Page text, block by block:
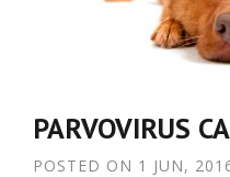
PARVOVIRUS
POSTED ON 1 JUN,